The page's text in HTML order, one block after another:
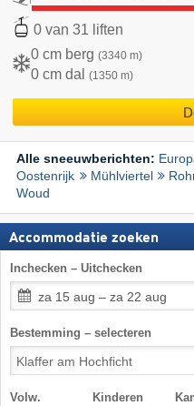
0 van 31 liften
0 cm berg (3340 m)
0 cm dal (1350 m)
Alle sneeuwberichten:
Oostenrijk
Mühlviertel
Woud
Accommodatie zoeken
Inchecken – Uitchecken
za 15 aug – za 22 aug
Bestemming – selecteren
Volw. Kinderen